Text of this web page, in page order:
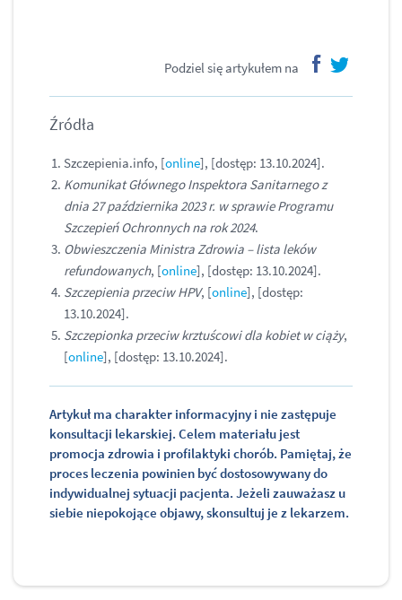
Podziel się artykułem na
Źródła
Szczepienia.info, [online], [dostęp: 13.10.2024].
Komunikat Głównego Inspektora Sanitarnego z
dnia 27 października 2023 r. w sprawie Programu
Szczepień Ochronnych na rok 2024.
Obwieszczenia Ministra Zdrowia – lista leków
refundowanych, [online], [dostęp: 13.10.2024].
Szczepienia przeciw HPV, [online], [dostęp:
13.10.2024].
Szczepionka przeciw krztuścowi dla kobiet w ciąży,
[online], [dostęp: 13.10.2024].
Artykuł ma charakter informacyjny i nie zastępuje
konsultacji lekarskiej. Celem materiału jest
promocja zdrowia i profilaktyki chorób. Pamiętaj, że
proces leczenia powinien być dostosowywany do
indywidualnej sytuacji pacjenta. Jeżeli zauważasz u
siebie niepokojące objawy, skonsultuj je z lekarzem.